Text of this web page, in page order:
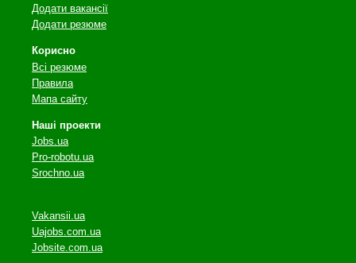
Додати вакансії
Додати резюме
Корисно
Всі резюме
Правила
Мапа сайту
Наші проекти
Jobs.ua
Pro-robotu.ua
Srochno.ua
Vakansii.ua
Uajobs.com.ua
Jobsite.com.ua